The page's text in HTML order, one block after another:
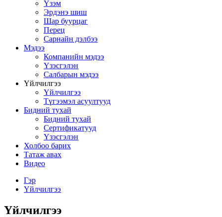
Үзэм
Эрдэнэ шиш
Шар буурцаг
Перец
Сарнайн дэлбээ
Мэдээ
Компанийн мэдээ
Үзэсгэлэн
Салбарын мэдээ
Үйлчилгээ
Үйлчилгээ
Түгээмэл асуултууд
Бидний тухай
Бидний тухай
Сертификатууд
Үзэсгэлэн
Холбоо барих
Татаж авах
Видео
Гэр
Үйлчилгээ
Үйлчилгээ